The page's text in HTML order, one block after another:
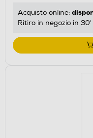
Acquisto online:
Ritiro in negozio in